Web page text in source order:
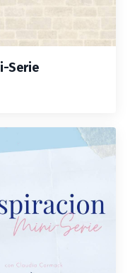
Serie